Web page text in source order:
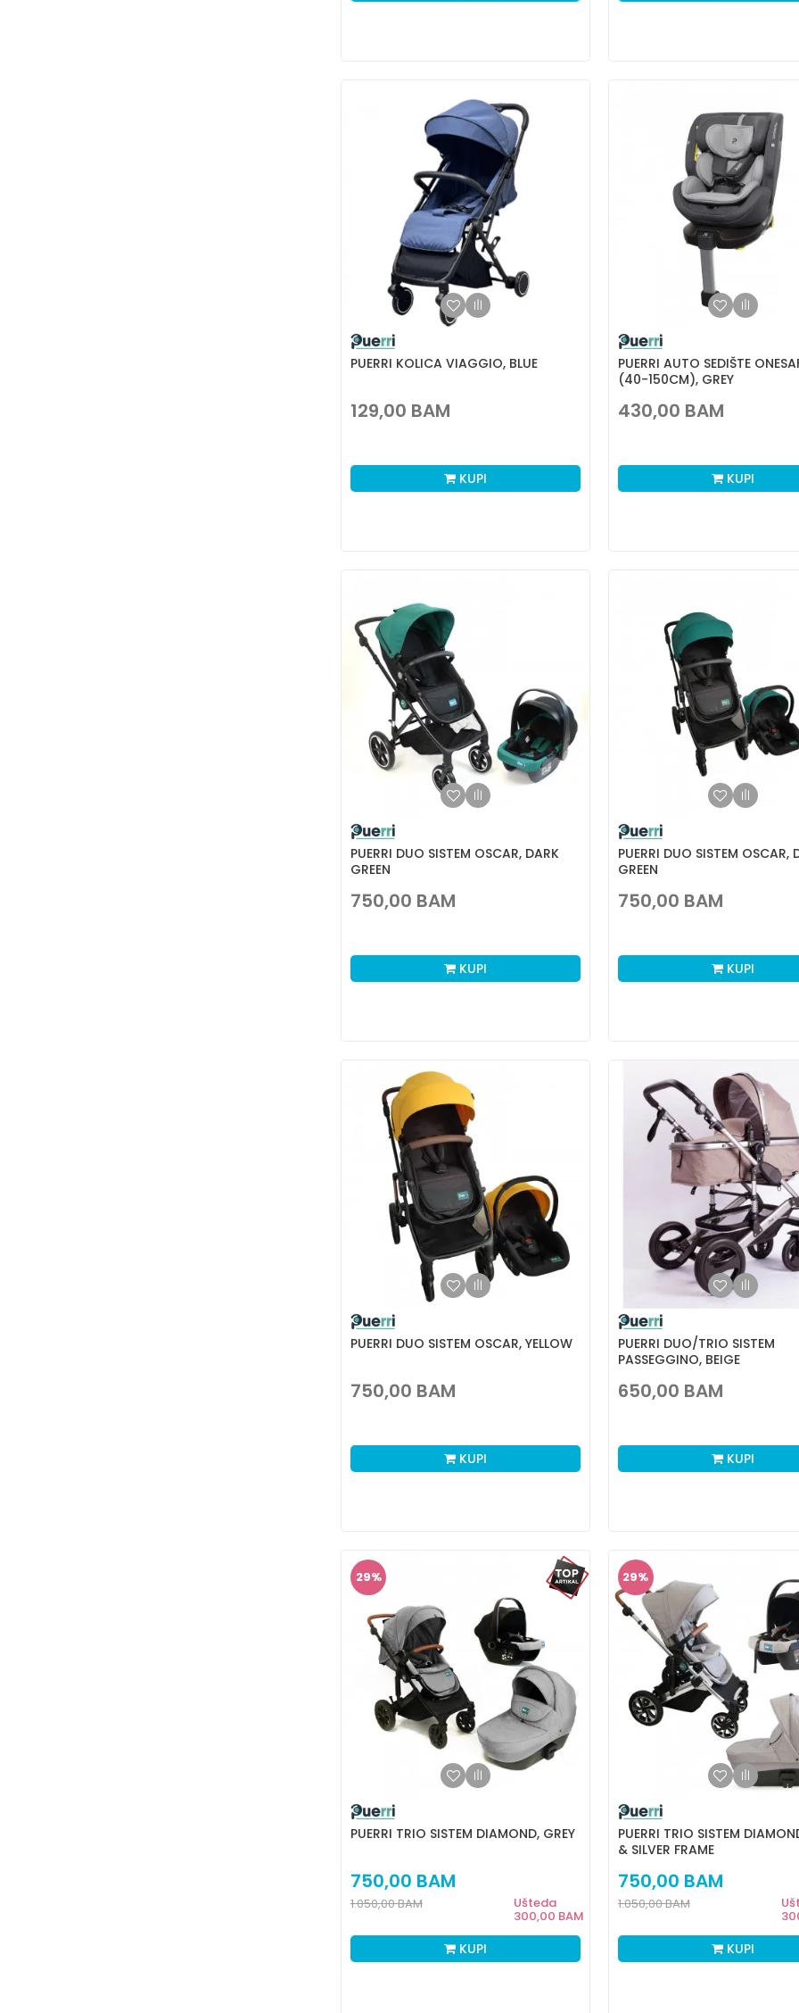
PUERRI KOLICA VIAGGIO, BLUE
129,00 BAM
KUPI
PUERRI AUTO SEDIŠTE
(40-150CM), GREY
430,00 BAM
KUPI
PUERRI DUO SISTEM OSCAR, DARK
GREEN
750,00 BAM
KUPI
PUERRI DUO SISTEM OSCAR,
GREEN
750,00 BAM
KUPI
PUERRI DUO SISTEM OSCAR, YELLOW
750,00 BAM
KUPI
PUERRI DUO/TRIO SISTEM
PASSEGGINO, BEIGE
650,00 BAM
KUPI
29%
PUERRI TRIO SISTEM DIAMOND, GREY
750,00 BAM
Ušteda
300,00 BAM
1.050,00BAM
KUPI
29%
PUERRI TRIO SISTEM
& SILVER FRAME
750,00 BAM
1.050,00BAM
KUPI